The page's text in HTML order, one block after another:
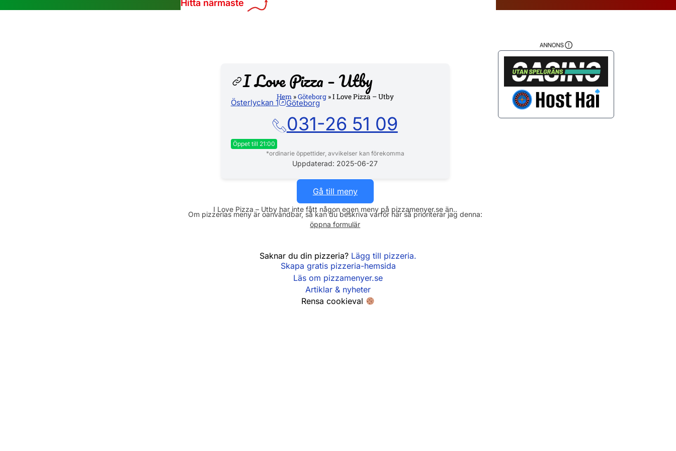
Hitta närmaste
I Love Pizza – Utby
Hem»Göteborg»I Love Pizza – Utby
Österlyckan 1 Göteborg
031-26 51 09
Öppet till 21:00
Måndag 11:00 - 21:00
11:00 - 21:00
Onsdag 11:00 - 21:00
11:00 - 21:00
Lördag
12:00 - 21:00
Söndag
12:00 - 21:00
*ordinarie öppettider, avvikelser kan förekomma
Uppdaterad: 2025-06-27
Gå till meny
I Love Pizza – Utby har inte fått någon egen meny på pizzamenyer.se än..
Om pizzerias meny är oanvändbar, så kan du beskriva varför här så prioriterar jag denna:
öppna formulär
Saknar du din pizzeria? Lägg till pizzeria.
Skapa gratis pizzeria-hemsida
Läs om pizzamenyer.se
Artiklar & nyheter
Rensa cookieval